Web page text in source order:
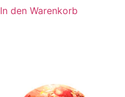
In den Warenkorb